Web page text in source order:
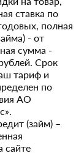
ставка по
полная
- от
сумма -
Срок
тариф и
по
АО
(займ) –
сайте